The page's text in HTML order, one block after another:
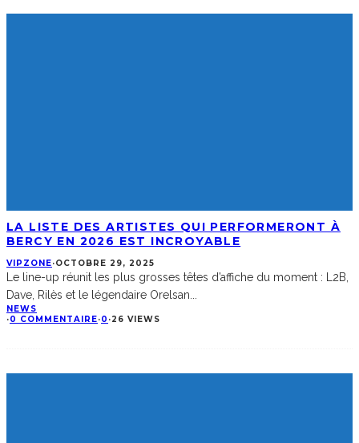
LA LISTE DES ARTISTES QUI PERFORMERONT À
BERCY EN 2026 EST INCROYABLE
VIPZONE·OCTOBRE 29, 2025
Le line-up réunit les plus grosses têtes d’affiche du moment : L2B,
Dave, Rilès et le légendaire Orelsan
NEWS
·0 COMMENTAIRE·0 ·26 VIEWS